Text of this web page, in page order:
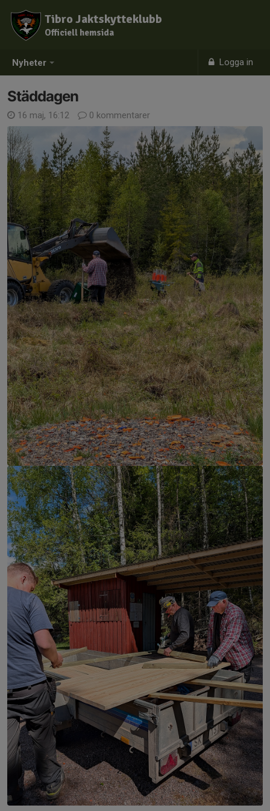
Nyheter Logga in
Tibro Jaktskytteklubb
Officiell hemsida
Städdagen
16 maj, 16:12 0 kommentarer